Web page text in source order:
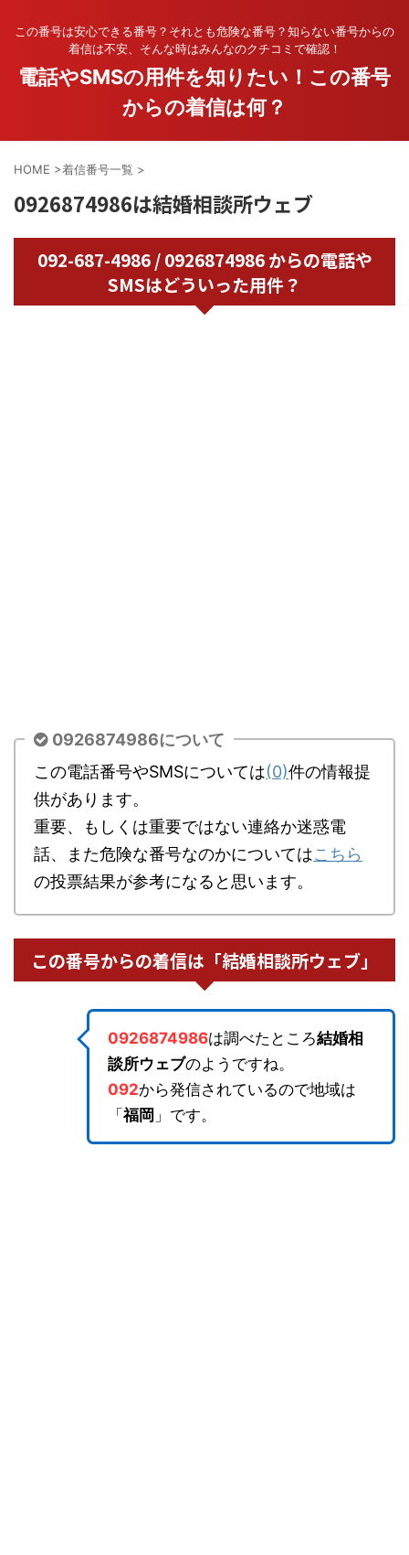
この番号は安心できる番号？それとも危険な番号？知らない番号からの
着信は不安、そんな時はみんなのクチコミで確認！
電話やSMSの用件を知りたい！この番号
からの着信は何？
HOME >着信番号一覧 >
0926874986は結婚相談所ウェブ
092-687-4986 / 0926874986 からの電話や
SMSはどういった用件？
0926874986について
この電話番号やSMSについては(0)件の情報提
供があります。
重要、もしくは重要ではない連絡か迷惑電
話、また危険な番号なのかについてはこちら
の投票結果が参考になると思います。
この番号からの着信は「結婚相談所ウェブ」
0926874986は調べたところ結婚相
談所ウェブのようですね。
092から発信されているので地域は
「福岡 」です。